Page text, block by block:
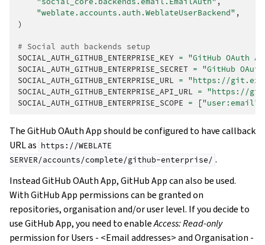
"weblate.accounts.auth.WeblateUserBackend" ,
)
# Social auth backends setup
SOCIAL_AUTH_GITHUB_ENTERPRISE_KEY = "GitHub OAuth
SOCIAL_AUTH_GITHUB_ENTERPRISE_SECRET = "GitHub
SOCIAL_AUTH_GITHUB_ENTERPRISE_URL = "https://
SOCIAL_AUTH_GITHUB_ENTERPRISE_API_URL = "https://
SOCIAL_AUTH_GITHUB_ENTERPRISE_SCOPE = ["user:email"
The GitHub OAuth App should be configured to have callback
URL as https://WEBLATE
SERVER/accounts/complete/github-enterprise/ .
Instead GitHub OAuth App, GitHub App can also be used.
With GitHub App permissions can be granted on
repositories, organisation and/or user level. If you decide to
use GitHub App, you need to enableAccess: Read-only
permission for Users - <Email addresses> and Organisation -